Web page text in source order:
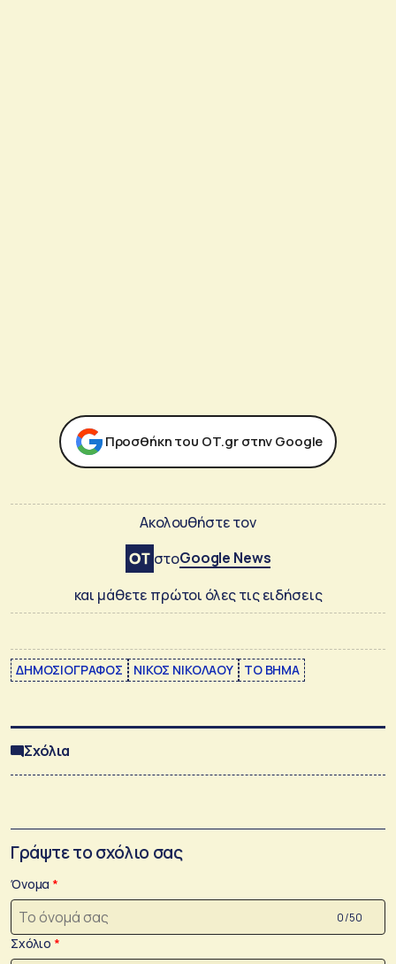
Προσθήκη του ΟΤ.gr στην Google
Ακολουθήστε τον
στοGoogle News
και μάθετε πρώτοι όλες τις ειδήσεις
ΔΗΜΟΣΙΟΓΡΑΦΟΣ ΝΙΚΟΣ ΝΙΚΟΛΑΟΥ ΤΟ ΒΗΜΑ
Σχόλια
Γράψτε το σχόλιο σας
Όνομα
0 /50
Σχόλιο